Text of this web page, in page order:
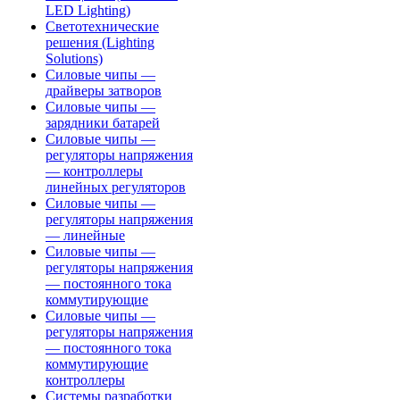
LED Lighting)
Светотехнические
решения (Lighting
Solutions)
Силовые чипы —
драйверы затворов
Силовые чипы —
зарядники батарей
Силовые чипы —
регуляторы напряжения
— контроллеры
линейных регуляторов
Силовые чипы —
регуляторы напряжения
— линейные
Силовые чипы —
регуляторы напряжения
— постоянного тока
коммутирующие
Силовые чипы —
регуляторы напряжения
— постоянного тока
коммутирующие
контроллеры
Системы разработки